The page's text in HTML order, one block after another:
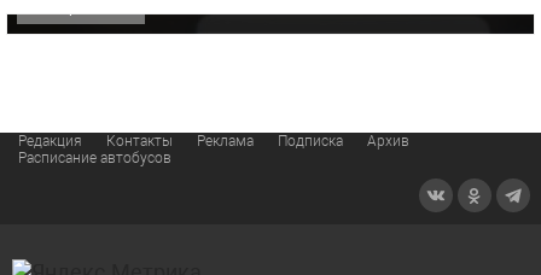
Редакция Контакты Реклама Подписка
Архив
Расписание автобусов